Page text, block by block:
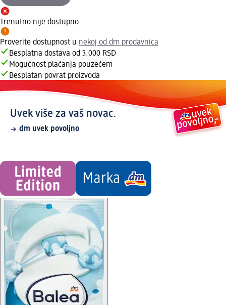
Trenutno nije dostupno
Proverite dostupnost u nekoj od dm prodavnica
Besplatna dostava od 3.000 RSD
Mogućnost plaćanja pouzećem
Besplatan povrat proizvoda
Uvek više za vaš novac.
dm uvek povoljno